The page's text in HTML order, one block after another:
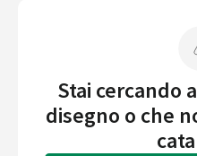
Stai cercando
disegno o che